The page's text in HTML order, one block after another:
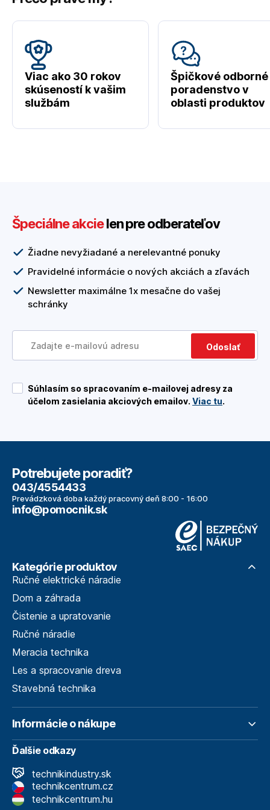
Viac ako 30 rokov
skúseností k vašim
službám
Špičkové odborné
poradenstvo v
oblasti produktov
Špeciálne akcielen pre odberateľov
Žiadne nevyžiadané a nerelevantné ponuky
Pravidelné informácie o nových akciách a zľavách
Newsletter maximálne 1x mesačne do vašej
schránky
Odoslať
Súhlasím so spracovaním e-mailovej adresy za
účelom zasielania akciových emailov. Viac tu.
Potrebujete poradiť?
043/4554433
Prevádzková doba každý pracovný deň 8:00 - 16:00
info@pomocnik.sk
Kategórie produktov
Ručné elektrické náradie
Dom a záhrada
Čistenie a upratovanie
Ručné náradie
Meracia technika
Les a spracovanie dreva
Stavebná technika
Informácie o nákupe
Ďalšie odkazy
technikindustry.sk
technikcentrum.cz
technikcentrum.hu